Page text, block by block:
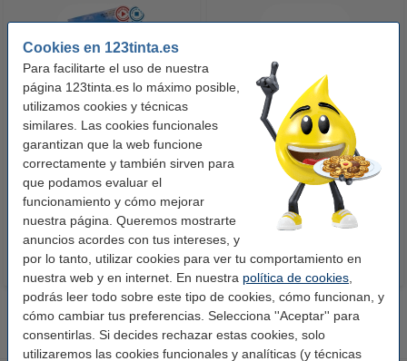
Cookies en 123tinta.es
Para facilitarte el uso de nuestra
página 123tinta.es lo máximo posible,
utilizamos cookies y técnicas
similares. Las cookies funcionales
garantizan que la web funcione
correctamente y también sirven para
que podamos evaluar el
funcionamiento y cómo mejorar
nuestra página. Queremos mostrarte
anuncios acordes con tus intereses, y
por lo tanto, utilizar cookies para ver tu comportamiento en
nuestra web y en internet. En nuestra política de cookies
podrás leer todo sobre este tipo de cookies, cómo funcionan, y
cómo cambiar tus preferencias. Selecciona ''Aceptar'' para
consentirlas. Si decides rechazar estas cookies, solo
utilizaremos las cookies funcionales y analíticas (y técnicas
Premium Glossy brillo alto | 10 x
15 cm | 260g | 100 hojas
10,50 € Incl. 21% IVA
123tinta Pilas Alcalinas Xtreme
Power AA - LR06 - MN1500 - 24
unidades
14,50 € Incl. 21% IVA